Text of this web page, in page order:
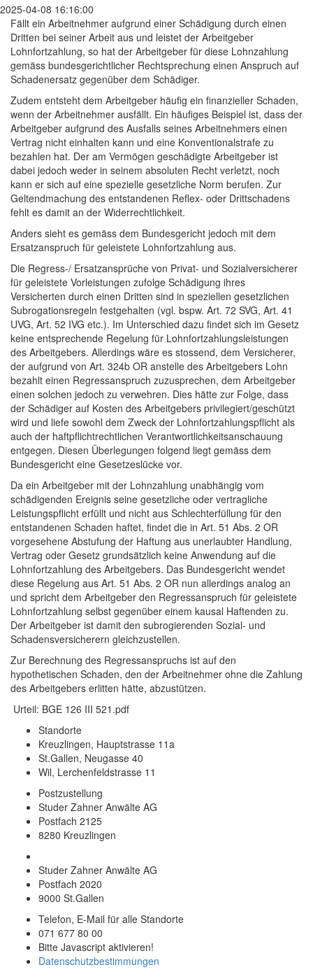
2025-04-08 16:16:00
Fällt ein Arbeitnehmer aufgrund einer Schädigung durch einen
Dritten bei seiner Arbeit aus und leistet der Arbeitgeber
Lohnfortzahlung, so hat der Arbeitgeber für diese Lohnzahlung
gemäss bundesgerichtlicher Rechtsprechung einen Anspruch auf
Schadenersatz gegenüber dem Schädiger.
Zudem entsteht dem Arbeitgeber häufig ein finanzieller Schaden,
wenn der Arbeitnehmer ausfällt. Ein häufiges Beispiel ist, dass der
Arbeitgeber aufgrund des Ausfalls seines Arbeitnehmers einen
Vertrag nicht einhalten kann und eine Konventionalstrafe zu
bezahlen hat. Der am Vermögen geschädigte Arbeitgeber ist
dabei jedoch weder in seinem absoluten Recht verletzt, noch
kann er sich auf eine spezielle gesetzliche Norm berufen. Zur
Geltendmachung des entstandenen Reflex- oder Drittschadens
fehlt es damit an der Widerrechtlichkeit.
Anders sieht es gemäss dem Bundesgericht jedoch mit dem
Ersatzanspruch für geleistete Lohnfortzahlung aus.
Die Regress-/ Ersatzansprüche von Privat- und Sozialversicherer
für geleistete Vorleistungen zufolge Schädigung ihres
Versicherten durch einen Dritten sind in speziellen gesetzlichen
Subrogationsregeln festgehalten (vgl. bspw. Art. 72 SVG, Art. 41
UVG, Art. 52 IVG etc.). Im Unterschied dazu findet sich im Gesetz
keine entsprechende Regelung für Lohnfortzahlungsleistungen
des Arbeitgebers. Allerdings wäre es stossend, dem Versicherer,
der aufgrund von Art. 324b OR anstelle des Arbeitgebers Lohn
bezahlt einen Regressanspruch zuzusprechen, dem Arbeitgeber
einen solchen jedoch zu verwehren. Dies hätte zur Folge, dass
der Schädiger auf Kosten des Arbeitgebers privilegiert/geschützt
wird und liefe sowohl dem Zweck der Lohnfortzahlungspflicht als
auch der haftpflichtrechtlichen Verantwortlichkeitsanschauung
entgegen. Diesen Überlegungen folgend liegt gemäss dem
Bundesgericht eine Gesetzeslücke vor.
Da ein Arbeitgeber mit der Lohnzahlung unabhängig vom
schädigenden Ereignis seine gesetzliche oder vertragliche
Leistungspflicht erfüllt und nicht aus Schlechterfüllung für den
entstandenen Schaden haftet, findet die in Art. 51 Abs. 2 OR
vorgesehene Abstufung der Haftung aus unerlaubter Handlung,
Vertrag oder Gesetz grundsätzlich keine Anwendung auf die
Lohnfortzahlung des Arbeitgebers. Das Bundesgericht wendet
diese Regelung aus Art. 51 Abs. 2 OR nun allerdings analog an
und spricht dem Arbeitgeber den Regressanspruch für geleistete
Lohnfortzahlung selbst gegenüber einem kausal Haftenden zu.
Der Arbeitgeber ist damit den subrogierenden Sozial- und
Schadensversicherern gleichzustellen.
Zur Berechnung des Regressanspruchs ist auf den
hypothetischen Schaden, den der Arbeitnehmer ohne die Zahlung
des Arbeitgebers erlitten hätte, abzustützen.
Urteil: BGE 126 III 521.pdf
Standorte
Kreuzlingen, Hauptstrasse 11a
St.Gallen, Neugasse 40
Wil, Lerchenfeldstrasse 11
Postzustellung
Studer Zahner Anwälte AG
Postfach 2125
8280 Kreuzlingen
Studer Zahner Anwälte AG
Postfach 2020
9000 St.Gallen
Telefon, E-Mail für alle Standorte
071 677 80 00
Bitte Javascript aktivieren!
Datenschutzbestimmungen